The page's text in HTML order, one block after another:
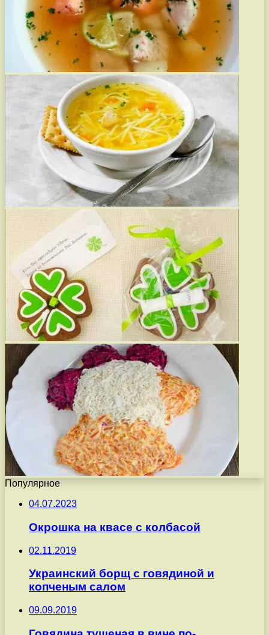
Популярное
04.07.2023
Окрошка на квасе с колбасой
02.11.2019
Украинский борщ с говядиной и
копченым салом
09.09.2019